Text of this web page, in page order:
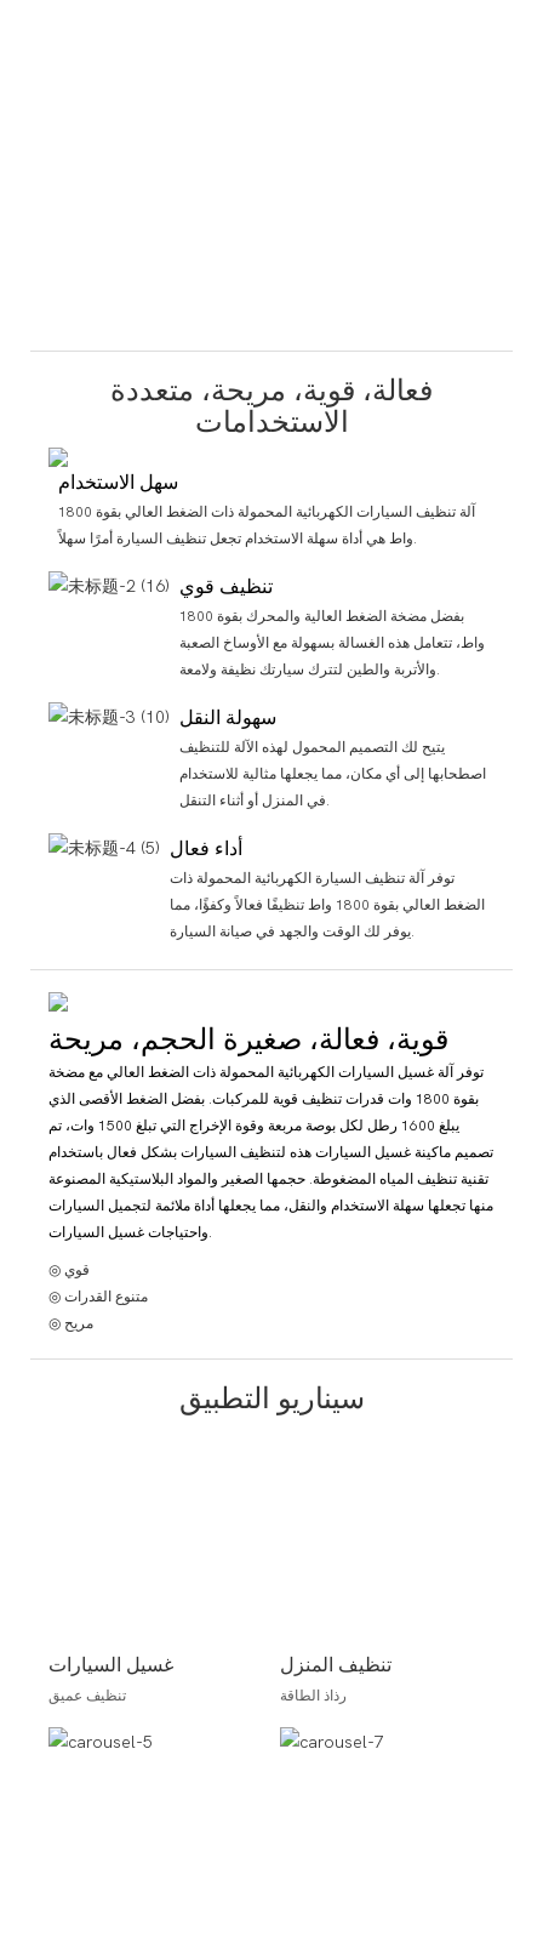
فعالة، قوية، مريحة، متعددة
الاستخدامات
سهل الاستخدام
آلة تنظيف السيارات الكهربائية المحمولة ذات الضغط العالي بقوة 1800
واط هي أداة سهلة الاستخدام تجعل تنظيف السيارة أمرًا سهلاً.
تنظيف قوي
بفضل مضخة الضغط العالية والمحرك بقوة 1800
واط، تتعامل هذه الغسالة بسهولة مع الأوساخ الصعبة
والأتربة والطين لتترك سيارتك نظيفة ولامعة.
سهولة النقل
يتيح لك التصميم المحمول لهذه الآلة للتنظيف
اصطحابها إلى أي مكان، مما يجعلها مثالية للاستخدام
في المنزل أو أثناء التنقل.
أداء فعال
توفر آلة تنظيف السيارة الكهربائية المحمولة ذات
الضغط العالي بقوة 1800 واط تنظيفًا فعالاً وكفؤًا، مما
يوفر لك الوقت والجهد في صيانة السيارة.
قوية، فعالة، صغيرة الحجم، مريحة
توفر آلة غسيل السيارات الكهربائية المحمولة ذات الضغط العالي مع مضخة
بقوة 1800 وات قدرات تنظيف قوية للمركبات. بفضل الضغط الأقصى الذي
يبلغ 1600 رطل لكل بوصة مربعة وقوة الإخراج التي تبلغ 1500 وات، تم
تصميم ماكينة غسيل السيارات هذه لتنظيف السيارات بشكل فعال باستخدام
تقنية تنظيف المياه المضغوطة. حجمها الصغير والمواد البلاستيكية المصنوعة
منها تجعلها سهلة الاستخدام والنقل، مما يجعلها أداة ملائمة لتجميل السيارات
واحتياجات غسيل السيارات.
◎ قوي
◎ متنوع القدرات
◎ مريح
سيناريو التطبيق
غسيل السيارات
تنظيف عميق
تنظيف المنزل
رذاذ الطاقة